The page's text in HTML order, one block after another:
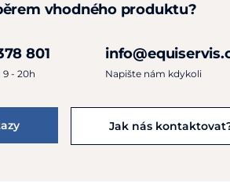
vhodného produktu?
801
9 - 20h Napište nám kdykoli
Jak nás